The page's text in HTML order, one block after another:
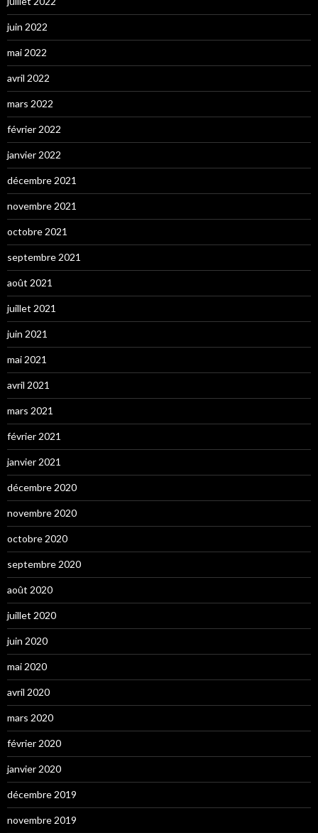
juin 2022
mai 2022
avril 2022
mars 2022
février 2022
janvier 2022
décembre 2021
novembre 2021
octobre 2021
septembre 2021
août 2021
juillet 2021
juin 2021
mai 2021
avril 2021
mars 2021
février 2021
janvier 2021
décembre 2020
novembre 2020
octobre 2020
septembre 2020
août 2020
juillet 2020
juin 2020
mai 2020
avril 2020
mars 2020
février 2020
janvier 2020
décembre 2019
novembre 2019